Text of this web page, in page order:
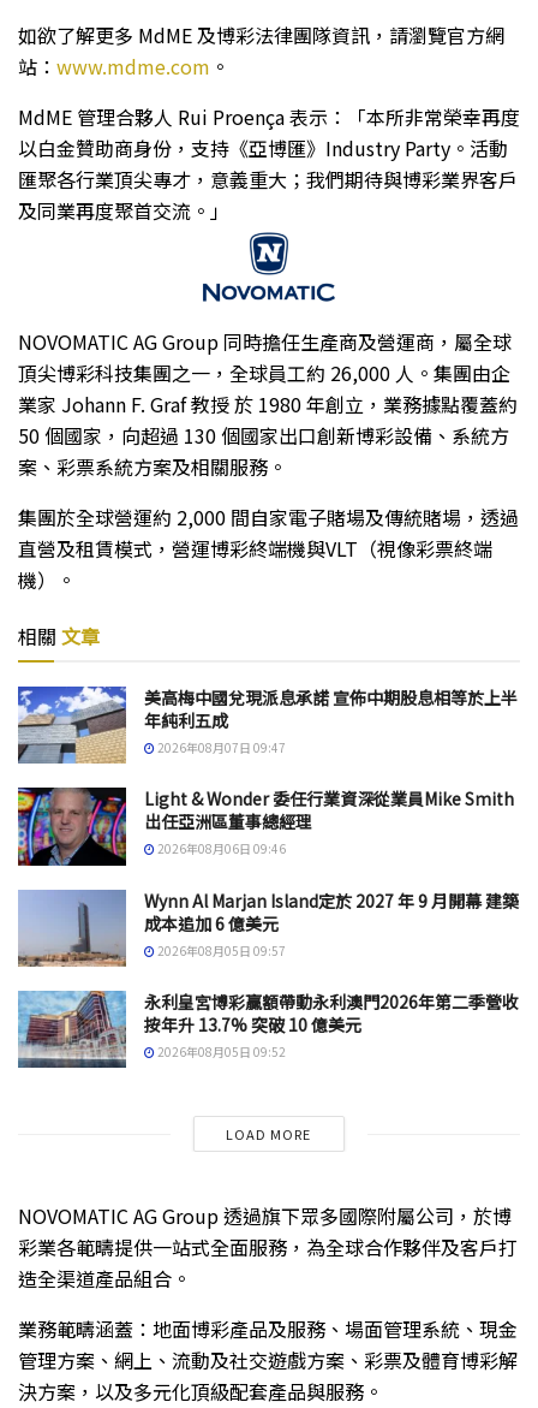
如欲了解更多 MdME 及博彩法律團隊資訊，請瀏覽官方網
站： www.mdme.com 。
MdME 管理合夥人 Rui Proença 表示：「本所非常榮幸再度
以白金贊助商身份，支持《亞博匯》Industry Party。活動
匯聚各行業頂尖專才，意義重大；我們期待與博彩業界客戶
及同業再度聚首交流。」
NOVOMATIC AG Group 同時擔任生產商及營運商，屬全球
頂尖博彩科技集團之一，全球員工約 26,000 人。集團由企
業家 Johann F. Graf 教授 於 1980 年創立，業務據點覆蓋約
50 個國家，向超過 130 個國家出口創新博彩設備、系統方
案、彩票系統方案及相關服務。
集團於全球營運約 2,000 間自家電子賭場及傳統賭場，透過
直營及租賃模式，營運博彩終端機與VLT（視像彩票終端
機）。
相關 文章
美高梅中國兌現派息承諾 宣佈中期股息相等於上半
年純利五成
2026年08月07日 09:47
Light & Wonder 委任行業資深從業員Mike Smith
出任亞洲區董事總經理
2026年08月06日 09:46
Wynn Al Marjan Island定於 2027 年 9 月開幕 建築
成本追加 6 億美元
2026年08月05日 09:57
永利皇宮博彩贏額帶動永利澳門2026年第二季營收
按年升 13.7% 突破 10 億美元
2026年08月05日 09:52
LOAD MORE
NOVOMATIC AG Group 透過旗下眾多國際附屬公司，於博
彩業各範疇提供一站式全面服務，為全球合作夥伴及客戶打
造全渠道產品組合。
業務範疇涵蓋：地面博彩產品及服務、場面管理系統、現金
管理方案、網上、流動及社交遊戲方案、彩票及體育博彩解
決方案，以及多元化頂級配套產品與服務。